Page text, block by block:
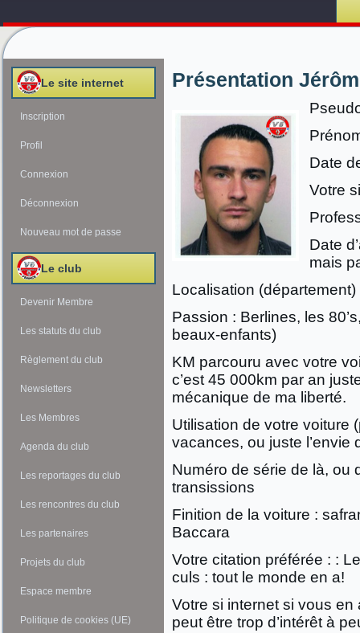
Le site internet
Inscription
Profil
Connexion
Déconnexion
Nouveau mot de passe
Le club
Devenir Membre
Les statuts du club
Règlement du club
Newsletters
Les Membres
Agenda du club
Les reportages du club
Les rencontres du club
Les partenaires
Projets du club
Espace membre
Politique de cookies (UE)
Présentation
Date
Votre
Date
mais
Localisation (département)
Passion : Berlines, les
beaux-enfants)
KM parcouru avec votre
c’est 45 000km par an
mécanique de ma liberté.
Utilisation de votre voiture
vacances, ou juste l’envie
Numéro de série de là, ou
transissions
Finition de la voiture :
Baccara
Votre citation préférée : :
culs : tout le monde en a!
Votre si internet si vous en
peut être trop d’intérêt à